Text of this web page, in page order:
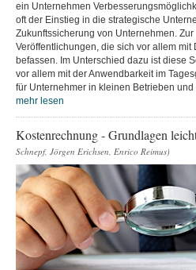
ein Unternehmen
oft der Einstieg in die strategische
Zukunftssicherung von Unternehmen.
Veröffentlichungen, die sich vor allem
befassen. Im Unterschied dazu ist diese
vor allem mit der Anwendbarkeit im
für Unternehmer in kleinen Betrieben
mehr lesen
Kostenrechnung - Grundlagen
Schnepf, Jörgen Erichsen, Enrico Reimus)